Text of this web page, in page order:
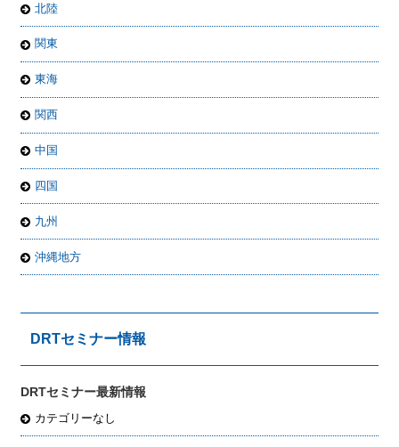
北陸
関東
東海
関西
中国
四国
九州
沖縄地方
DRTセミナー情報
DRTセミナー最新情報
カテゴリーなし